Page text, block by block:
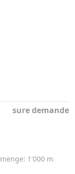
sure demande
1'000 m